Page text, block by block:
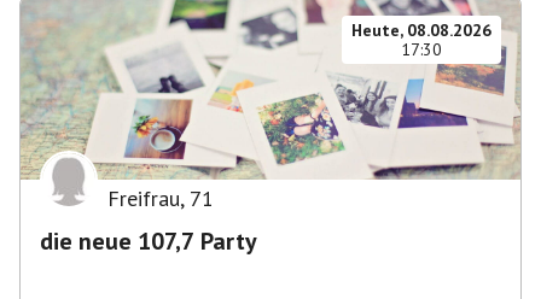
Heute, 08.08.2026
17:30
Freifrau, 71
die neue 107,7 Party